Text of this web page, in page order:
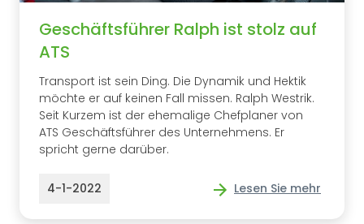
Geschäftsführer Ralph ist stolz auf
ATS
Transport ist sein Ding. Die Dynamik und Hektik
möchte er auf keinen Fall missen. Ralph Westrik.
Seit Kurzem ist der ehemalige Chefplaner von
ATS Geschäftsführer des Unternehmens. Er
spricht gerne darüber.
4-1-2022 Lesen Sie mehr